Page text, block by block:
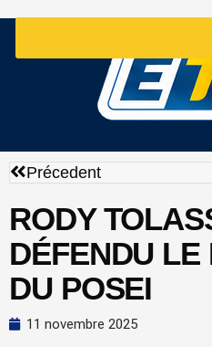
Précédent
Précedent
RODY
DÉFENDU LE
DU POSEI
11 novembre 2025